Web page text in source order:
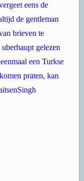
eens de
de gentleman
brieven te
gelezen
een Turkse
praten, kan